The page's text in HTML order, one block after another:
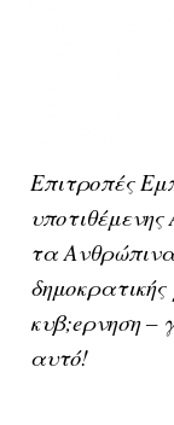
Επιτροπές
τα
κυβ;eρνηση –
αυτό!